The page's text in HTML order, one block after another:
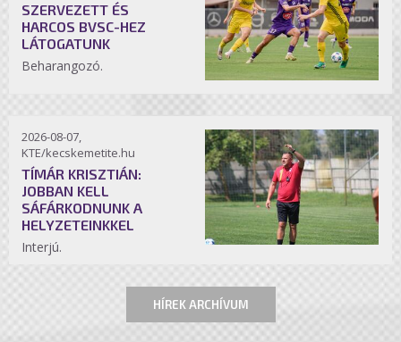
SZERVEZETT ÉS
HARCOS BVSC-HEZ
LÁTOGATUNK
Beharangozó.
2026-08-07,
KTE/kecskemetite.hu
TÍMÁR KRISZTIÁN:
JOBBAN KELL
SÁFÁRKODNUNK A
HELYZETEINKKEL
Interjú.
HÍREK ARCHÍVUM